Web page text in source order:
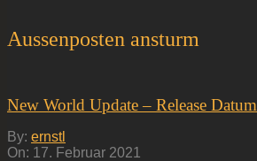
Aussenposten ansturm
New World Update – Release Datum
2021-
02-
By: ernstl
On: 17. Februar 2021